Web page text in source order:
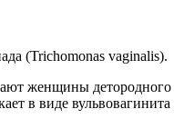
(Trichomonas vaginalis).
женщины
в виде